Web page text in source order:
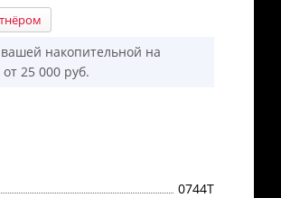
накопительной на
25 000 руб.
0744T